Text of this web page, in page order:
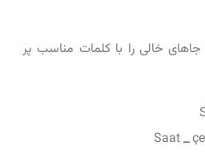
جاهای خالی را با کلمات مناسب پر
Saat_